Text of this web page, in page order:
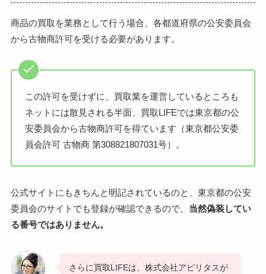
商品の買取を業務として行う場合、各都道府県の公安委員会
から古物商許可を受ける必要があります。
この許可を受けずに、買取業を運営しているところも
ネットには散見される半面、買取LIFEでは東京都の公
安委員会から古物商許可を得ています（東京都公安委
員会許可 古物商 第308821807031号）。
公式サイトにもきちんと明記されているのと、東京都の公安
委員会のサイトでも登録が確認できるので、 当然偽装してい
る番号ではありません。
さらに買取LIFEは、株式会社アビリタスが